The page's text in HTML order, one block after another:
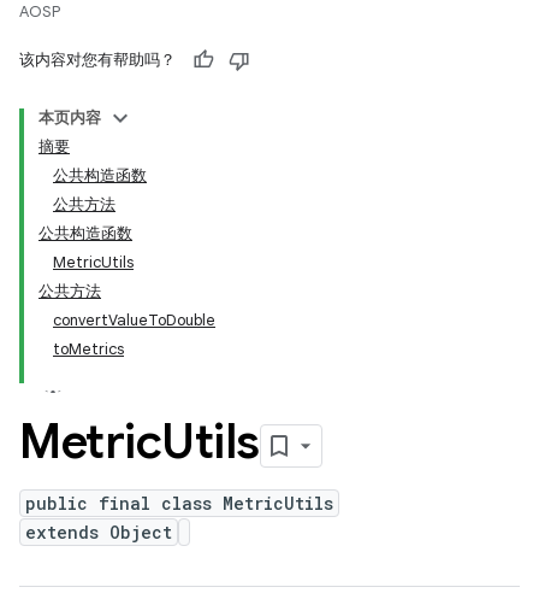
AOSP
该内容对您有帮助吗？
本页内容
摘要
公共构造函数
公共方法
公共构造函数
MetricUtils
公共方法
convertValueToDouble
toMetrics
MetricUtils
public final class MetricUtils
extends Object